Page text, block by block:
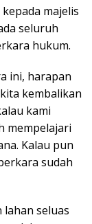
majelis
seluruh
hukum.
ini, harapan
kembalikan
kami
mempelajari
Kalau pun
sudah
seluas